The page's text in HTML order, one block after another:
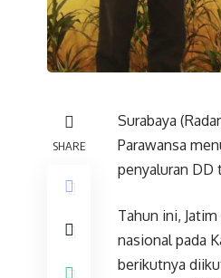
SHARE
Surabaya
Parawansa
penyaluran DD
Tahun ini,
nasional pada
berikutnya